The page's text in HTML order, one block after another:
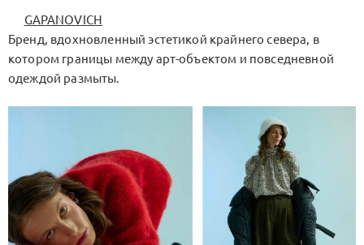
GAPANOVICH
Бренд, вдохновленный эстетикой крайнего севера, в
котором границы между арт-объектом и повседневной
одеждой размыты.